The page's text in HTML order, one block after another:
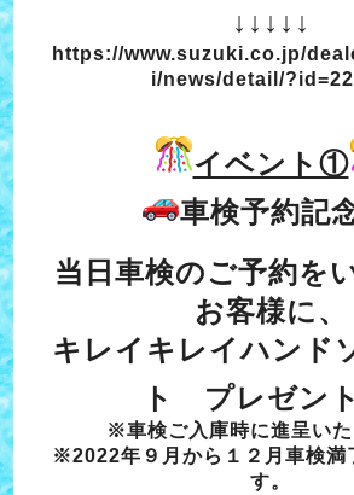
↓↓↓↓↓
https://www.suzuki.co.jp/
i/news/detail/
イベント①
車検予約記
当日車検のご予約を
お客様に、
キレイキレイハンド
ト プレゼント
※車検ご入庫時に進呈いた
※2022年９月から１２月車検満
す。